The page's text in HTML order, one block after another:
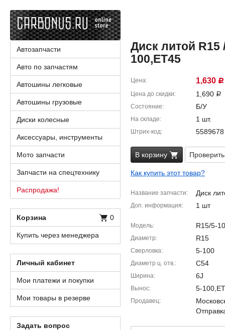
Диск литой R15
100,ET45
Цена 1,630 Р
Цена до скидки 1,690 Р
Состояние Б/У
На складе 1 шт.
Штрих-код 5589678
В корзину
Как купить этот товар?
Название запчасти Диск
Доп. информация 1 шт
Модель R15/5-
Диаметр R15
Сверловка 5-100
Диаметр ц. отв. C54
Ширина 6J
Вынос 5-
Продавец
Автозапчасти
Авто по запчастям
Автошины легковые
Автошины грузовые
Диски колесные
Аксессуары, инструменты
Мото запчасти
Запчасти на спецтехнику
Распродажа!
Корзина 0
Купить через менеджера
Личный кабинет
Мои платежи и покупки
Мои товары в резерве
Задать вопрос